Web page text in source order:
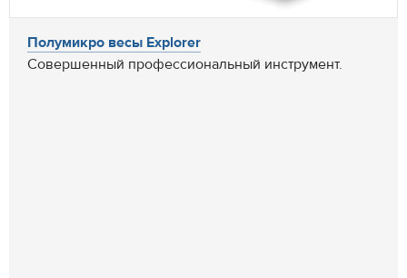
Полумикро весы Explorer
Совершенный профессиональный инструмент.